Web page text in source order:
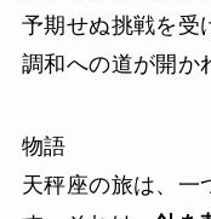
予期せぬ挑戦を受
調和への道が開か
物語
天秤座の旅は、一